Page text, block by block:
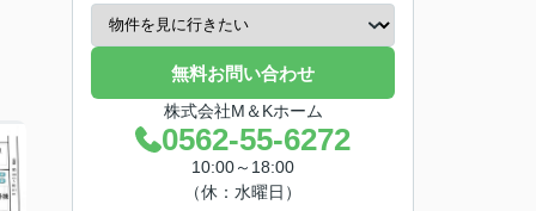
無料お問い合わせ
株式会社M＆Kホーム
0562-55-6272
10:00～18:00
（休：水曜日）